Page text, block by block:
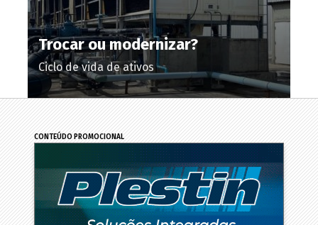
Trocar ou modernizar?
Ciclo de vida de ativos
CONTEÚDO PROMOCIONAL